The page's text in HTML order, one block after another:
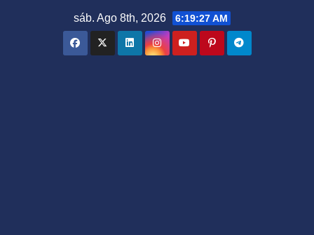
sáb. Ago 8th, 2026 6:19:29 AM